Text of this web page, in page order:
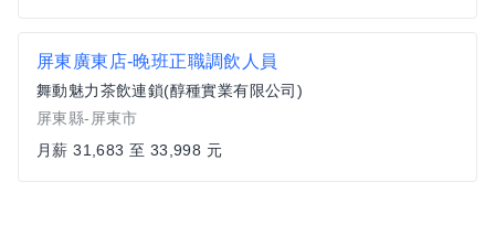
屏東廣東店-晚班正職調飲人員
舞動魅力茶飲連鎖(醇種實業有限公司)
屏東縣-屏東市
月薪 31,683 至 33,998 元